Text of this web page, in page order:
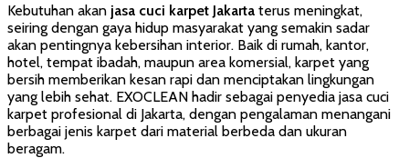
Kebutuhan akan jasa cuci karpet Jakarta terus meningkat,
seiring dengan gaya hidup masyarakat yang semakin sadar
akan pentingnya kebersihan interior. Baik di rumah, kantor,
hotel, tempat ibadah, maupun area komersial, karpet yang
bersih memberikan kesan rapi dan menciptakan lingkungan
yang lebih sehat. EXOCLEAN hadir sebagai penyedia jasa cuci
karpet profesional di Jakarta, dengan pengalaman menangani
berbagai jenis karpet dari material berbeda dan ukuran
beragam.